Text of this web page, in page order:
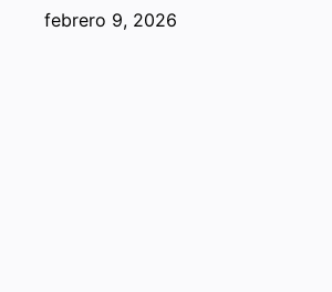
febrero 9, 2026